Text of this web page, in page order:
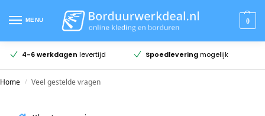
MENU 0
4-6 werkdagen levertijd Spoedleveringmogelijk
Home / Veel gestelde vragen